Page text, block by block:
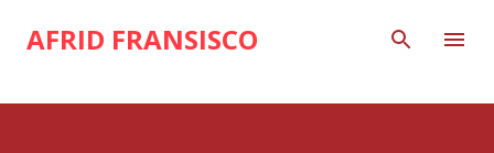
Skip to main content
AFRID FRANSISCO